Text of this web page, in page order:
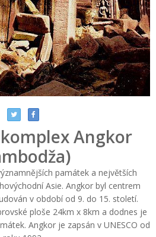
Angkor
památek a největších
Asie. Angkor byl centrem
v období od 9. do 15. století.
ploše 24km x 8km a dodnes je
Angkor je zapsán v UNESCO od